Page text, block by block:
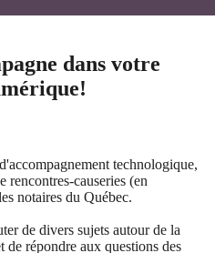
dans votre
technologique,
causeries (en
notaires du Québec.
de divers sujets autour de la
de répondre aux questions des